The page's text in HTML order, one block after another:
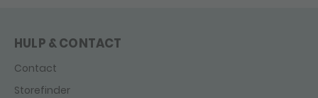
HULP & CONTACT
Contact
Storefinder